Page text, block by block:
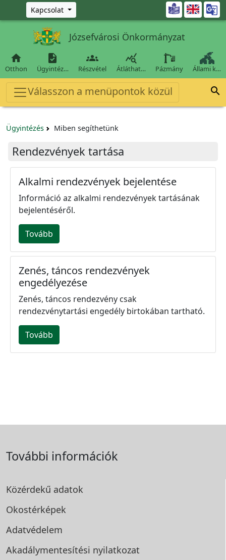
Ugrás a fő tartalomra
Kapcsolat 
Józsefvárosi Önkormányzat

Otthon

Ügyintéz…

Részvétel

Átláthat… Pázmány Állami k…
Válasszon a menüpontok közül 
Ügyintézés Miben segíthetünk
Rendezvények tartása
Alkalmi rendezvények bejelentése
Információ az alkalmi rendezvények tartásának
bejelentéséről.
Tovább
Zenés, táncos rendezvények
engedélyezése
Zenés, táncos rendezvény csak
rendezvénytartási engedély birtokában tartható.
Tovább
További információk
Közérdekű adatok
Okostérképek
Adatvédelem
Akadálymentesítési nyilatkozat